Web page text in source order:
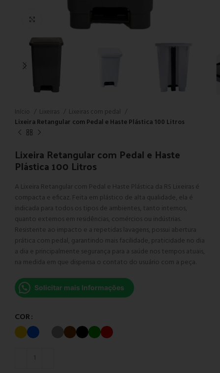
Início Lixeiras
Lixeiras com pedal
Lixeira Retangular com Pedal e Haste Plástica 100 Litros
Lixeira Retangular com Pedal e Haste
Plástica 100 Litros
A Lixeira Retangular com Pedal e Haste Plástica da RS Lixeiras é
compacta e eficaz. Feita em plástico de alta qualidade, ela é
indicada para todos os tipos de ambientes, tanto internos,
quanto externos em residências, comércios ou indústrias.
Resistente ao impacto e a repetidas lavagens, possui abertura
prática com pedal, garantindo mais facilidade, praticidade no dia
a dia e principalmente segurança para a saúde nos tempos atuais,
na medida em que dispensa o contato do usuário com a peça.
Solicitar mais Informações
COR